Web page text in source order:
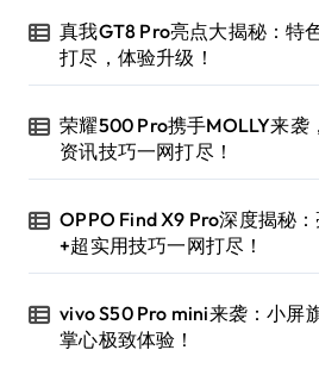
真我GT8 Pro亮点大揭秘：特
打尽，体验升级！
荣耀500 Pro携手MOLLY来袭
资讯技巧一网打尽！
OPPO Find X9 Pro深度揭秘
+超实用技巧一网打尽！
vivo S50 Pro mini来袭：小屏
掌心极致体验！